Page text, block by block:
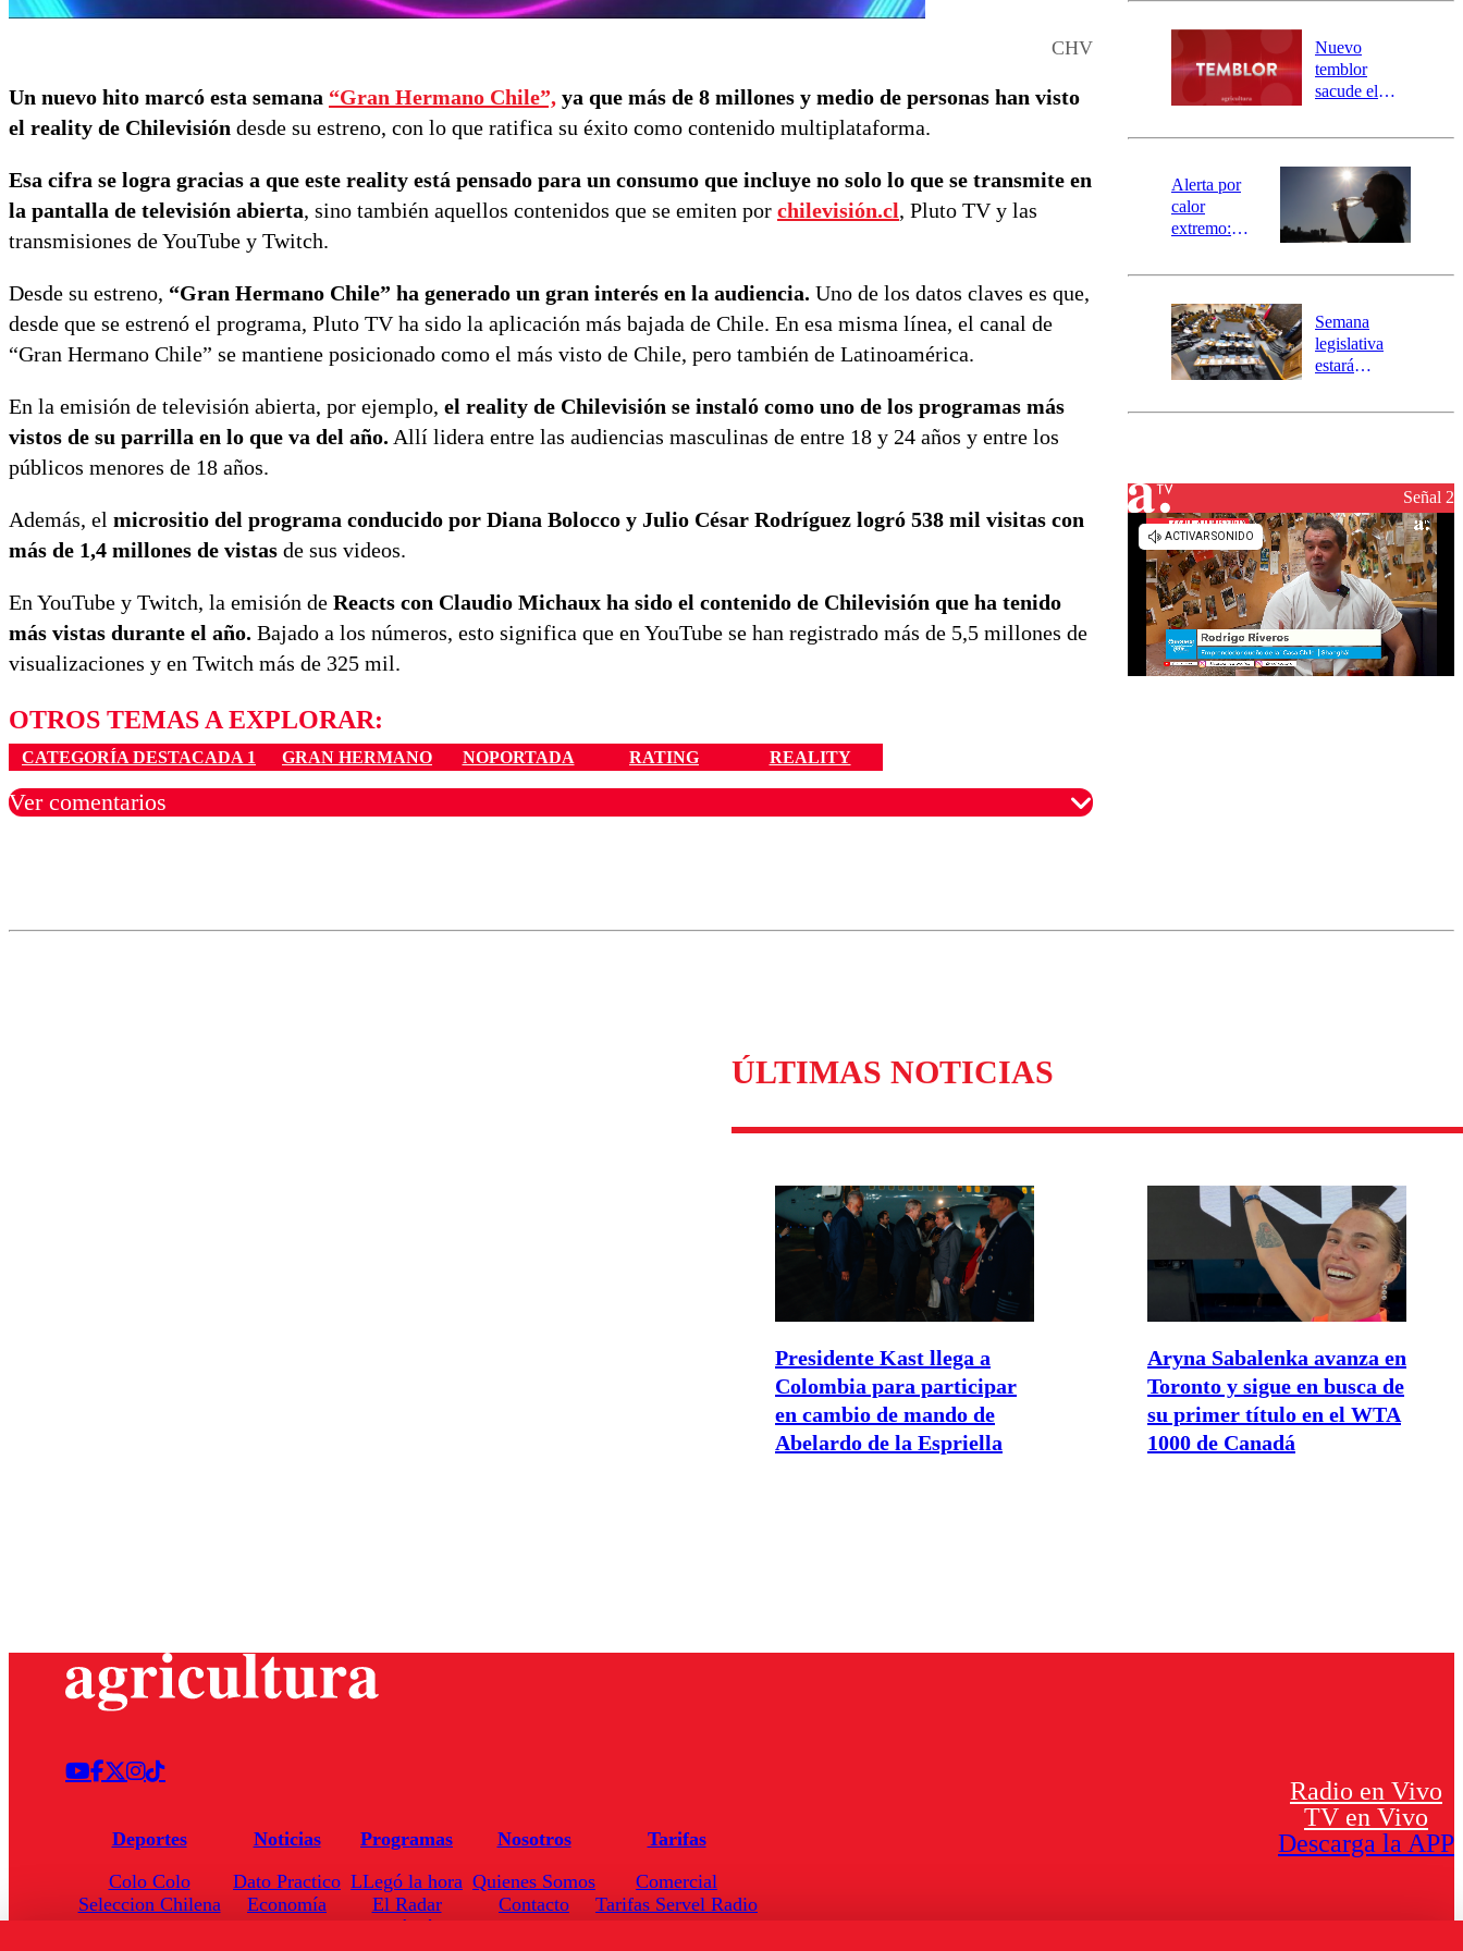
CHV
Un nuevo hito marcó esta semana “Gran Hermano Chile”, ya que más de 8 millones y medio de personas han visto
el reality de Chilevisión desde su estreno, con lo que ratifica su éxito como contenido multiplataforma.
Esa cifra se logra gracias a que este reality está pensado para un consumo que incluye no solo lo que se transmite en
la pantalla de televisión abierta, sino también aquellos contenidos que se emiten por chilevisión.cl, Pluto TV y las
transmisiones de YouTube y Twitch.
Desde su estreno, “Gran Hermano Chile” ha generado un gran interés en la audiencia. Uno de los datos claves es que,
desde que se estrenó el programa, Pluto TV ha sido la aplicación más bajada de Chile. En esa misma línea, el canal de
“Gran Hermano Chile” se mantiene posicionado como el más visto de Chile, pero también de Latinoamérica.
En la emisión de televisión abierta, por ejemplo, el reality de Chilevisión se instaló como uno de los programas más
vistos de su parrilla en lo que va del año. Allí lidera entre las audiencias masculinas de entre 18 y 24 años y entre los
públicos menores de 18 años.
Además, el micrositio del programa conducido por Diana Bolocco y Julio César Rodríguez logró 538 mil visitas con
más de 1,4 millones de vistas de sus videos.
En YouTube y Twitch, la emisión de Reacts con Claudio Michaux ha sido el contenido de Chilevisión que ha tenido
más vistas durante el año. Bajado a los números, esto significa que en YouTube se han registrado más de 5,5 millones de
visualizaciones y en Twitch más de 325 mil.
OTROS TEMAS A EXPLORAR:
CATEGORÍA DESTACADA 1 GRAN HERMANO NOPORTADA RATING REALITY
Ver comentarios
río Damas:
activa
mensajería
SAE
Nuevo
temblor
sacude el
revisa la
epicentro
Alerta por
calor
extremo:
activa Alerta
Preventiva en
tres comunas
Semana
legislativa
estará
el fin de la
reconstrucciónSeñal 2
ÚLTIMAS NOTICIAS
Presidente Kast llega a
Colombia para participar
en cambio de mando de
Abelardo de la Espriella
Aryna Sabalenka avanza en
Toronto y sigue en busca de
su primer título en el WTA
1000 de Canadá
Deportes
Colo Colo
Seleccion Chilena
Noticias
Dato Practico
Economía
Programas
LLegó la hora
El Radar
Enfoqué Público
Nosotros
Quienes Somos
Contacto
Tarifas
Comercial
Tarifas Servel Radio
Radio en Vivo
TV en Vivo
Descarga la APP